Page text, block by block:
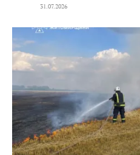
31.07.2026